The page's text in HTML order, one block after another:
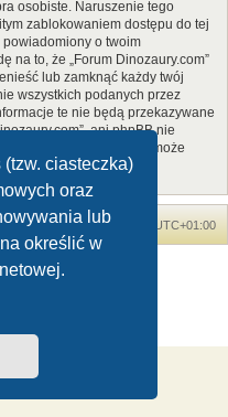
ciasteczka)
oraz
lub
określić w
osobiste. Naruszenie tego
zablokowaniem dostępu do tej
o twoim
na to, że „Forum Dinozaury.com”
lub zamknąć każdy twój
wszystkich podanych przez
te nie będą przekazywane
ani phpBB nie
podczas których może
Strefa czasowa UTC+01:00
2020